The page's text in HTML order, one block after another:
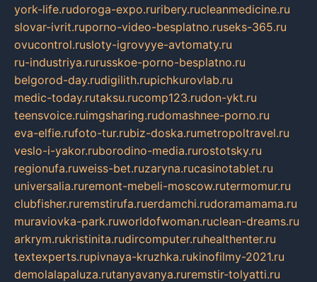
york-life.rudoroga-expo.ruribery.rucleanmedicine.ru
slovar-ivrit.ruporno-video-besplatno.ruseks-365.ru
ovucontrol.rusloty-igrovyye-avtomaty.ru
ru-industriya.rurusskoe-porno-besplatno.ru
belgorod-day.rudigilith.rupichkurovlab.ru
medic-today.rutaksu.rucomp123.rudon-ykt.ru
teensvoice.ruimgsharing.rudomashnee-porno.ru
eva-elfie.rufoto-tur.rubiz-doska.rumetropoltravel.ru
veslo-i-yakor.ruborodino-media.rurostotsky.ru
regionufa.ruweiss-bet.ruzaryna.rucasinotablet.ru
universalia.ruremont-mebeli-moscow.rutermomur.ru
clubfisher.ruremstirufa.ruerdamchi.rudoramamama.ru
muraviovka-park.ruworldofwoman.ruclean-dreams.ru
arkrym.rukristinita.rudircomputer.ruhealthenter.ru
textexperts.rupivnaya-kruzhka.rukinofilmy-2021.ru
demolalapaluza.rutanyavanya.ruremstir-tolyatti.ru